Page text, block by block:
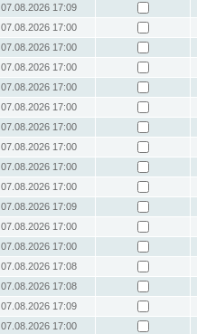
07.08.2026 17:09
07.08.2026 17:00
07.08.2026 17:00
07.08.2026 17:00
07.08.2026 17:00
07.08.2026 17:00
07.08.2026 17:00
07.08.2026 17:00
07.08.2026 17:00
07.08.2026 17:00
07.08.2026 17:09
07.08.2026 17:00
07.08.2026 17:00
07.08.2026 17:08
07.08.2026 17:08
07.08.2026 17:09
07.08.2026 17:00